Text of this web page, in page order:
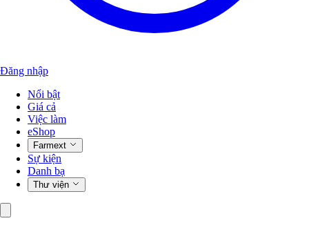
Đăng nhập
Nổi bật
Giá cả
Việc làm
eShop
Farmext
Sự kiện
Danh bạ
Thư viện